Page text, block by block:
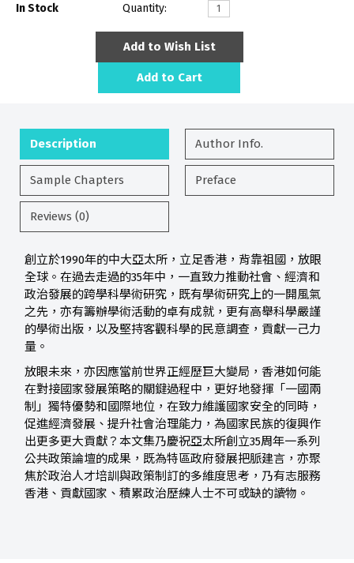
In Stock Quantity:
Add to Wish List
Add to Cart
Description Author Info.
Sample Chapters Preface
Reviews (0)
創立於1990年的中大亞太所，立足香港，背靠祖國，放眼
全球。在過去走過的35年中，一直致力推動社會、經濟和
政治發展的跨學科學術研究，既有學術研究上的一開風氣
之先，亦有籌辦學術活動的卓有成就，更有高舉科學嚴謹
的學術出版，以及堅持客觀科學的民意調查，貢獻一己力
量。
放眼未來，亦因應當前世界正經歷巨大變局，香港如何能
在對接國家發展策略的關鍵過程中，更好地發揮「一國兩
制」獨特優勢和國際地位，在致力維護國家安全的同時，
促進經濟發展、提升社會治理能力，為國家民族的復興作
出更多更大貢獻？本文集乃慶祝亞太所創立35周年一系列
公共政策論壇的成果，既為特區政府發展把脈建言，亦聚
焦於政治人才培訓與政策制訂的多維度思考，乃有志服務
香港、貢獻國家、積累政治歷練人士不可或缺的讀物。